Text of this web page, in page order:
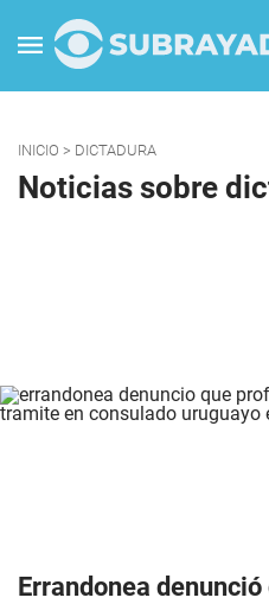
INICIO > DICTADURA
Noticias sobre
Errandonea